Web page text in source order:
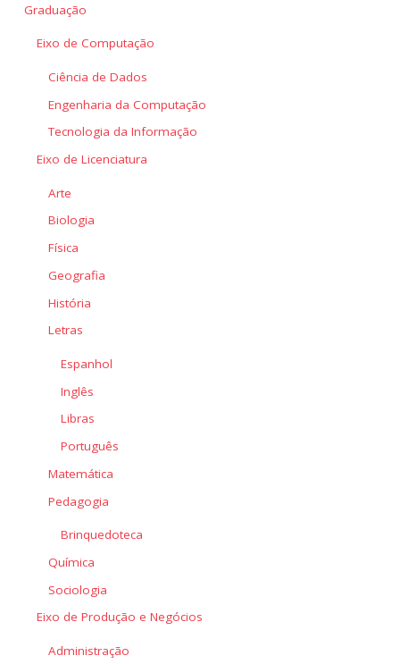
Graduação
Eixo de Computação
Ciência de Dados
Engenharia da Computação
Tecnologia da Informação
Eixo de Licenciatura
Arte
Biologia
Física
Geografia
História
Letras
Espanhol
Inglês
Libras
Português
Matemática
Pedagogia
Brinquedoteca
Química
Sociologia
Eixo de Produção e Negócios
Administração